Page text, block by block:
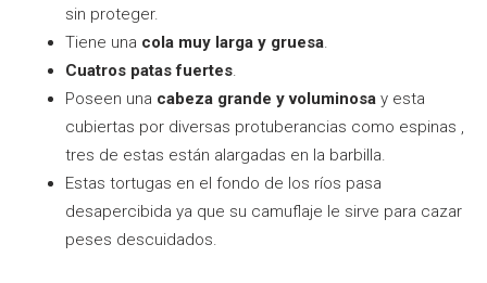
sin proteger.
Tiene una cola muy larga y gruesa.
Cuatros patas fuertes.
Poseen una cabeza grande y voluminosa y esta
cubiertas por diversas protuberancias como espinas ,
tres de estas están alargadas en la barbilla.
Estas tortugas en el fondo de los ríos pasa
desapercibida ya que su camuflaje le sirve para cazar
peses descuidados.